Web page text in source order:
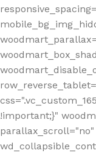
!important;}"